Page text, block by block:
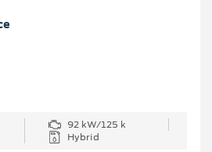
92 kW/125 k
Hybrid